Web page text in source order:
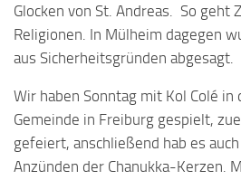
Glocken von St. Andreas. So geht
Religionen. In Mülheim dagegen
aus Sicherheitsgründen abgesagt.
Wir haben Sonntag mit Kol Colé in
Gemeinde in Freiburg gespielt,
gefeiert, anschließend hab es
Anzünden der Chanukka-Kerzen.